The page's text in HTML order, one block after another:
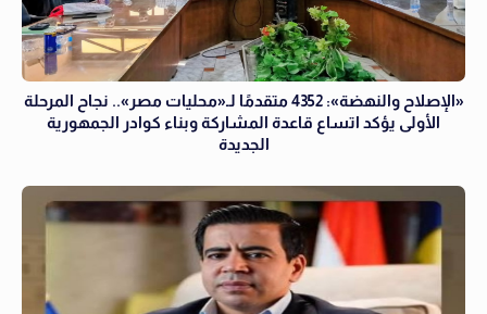
«الإصلاح والنهضة»: 4352 متقدمًا لـ«محليات مصر».. نجاح المرحلة
الأولى يؤكد اتساع قاعدة المشاركة وبناء كوادر الجمهورية
الجديدة